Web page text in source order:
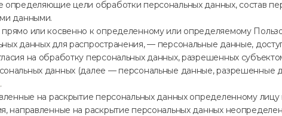
цели обработки персональных данных, состав
данными.
или косвенно к определенному или определяемому
данных для распространения, — персональные данные,
на обработку персональных данных, разрешенных
данных (далее — персональные данные, разрешенные
.
на раскрытие персональных данных определенному
направленные на раскрытие персональных данных